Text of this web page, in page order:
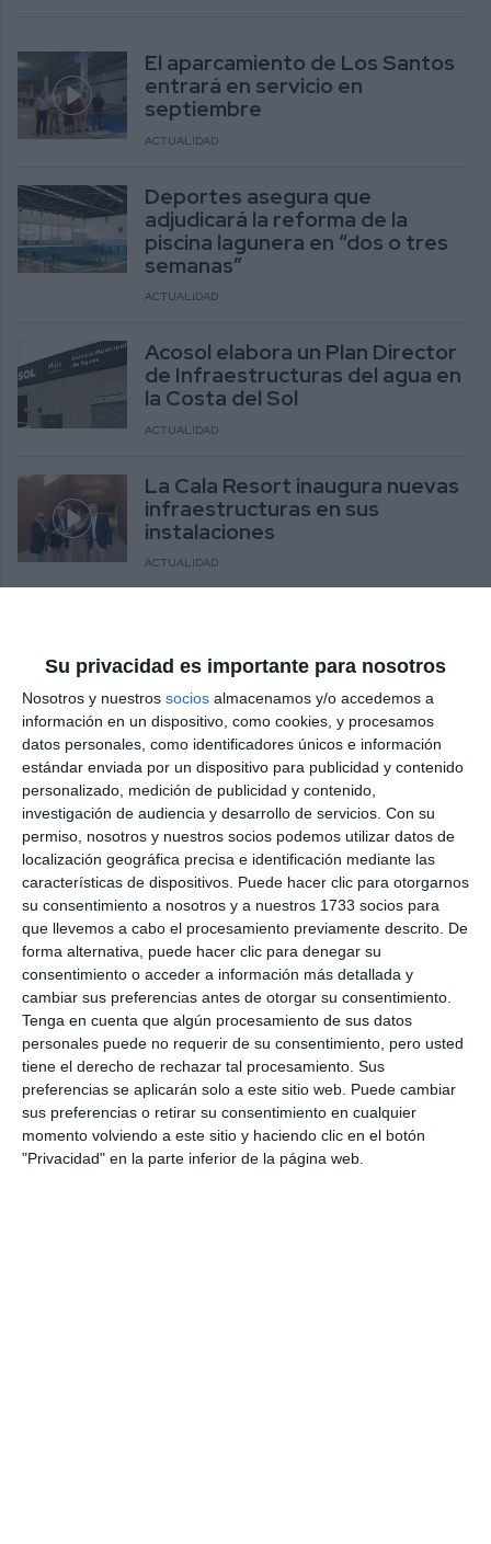
Su privacidad es importante para nosotros
Nosotros y nuestros socios almacenamos y/o accedemos a
información en un dispositivo, como cookies, y procesamos
datos personales, como identificadores únicos e información
estándar enviada por un dispositivo para publicidad y contenido
personalizado, medición de publicidad y contenido,
investigación de audiencia y desarrollo de servicios. Con su
permiso, nosotros y nuestros socios podemos utilizar datos de
localización geográfica precisa e identificación mediante las
características de dispositivos. Puede hacer clic para otorgarnos
su consentimiento a nosotros y a nuestros 1733 socios para
que llevemos a cabo el procesamiento previamente descrito. De
forma alternativa, puede hacer clic para denegar su
consentimiento o acceder a información más detallada y
cambiar sus preferencias antes de otorgar su consentimiento.
Tenga en cuenta que algún procesamiento de sus datos
personales puede no requerir de su consentimiento, pero usted
tiene el derecho de rechazar tal procesamiento. Sus
preferencias se aplicarán solo a este sitio web. Puede cambiar
sus preferencias o retirar su consentimiento en cualquier
momento volviendo a este sitio y haciendo clic en el botón
"Privacidad" en la parte inferior de la página web.
El aparcamiento de Los Santos
entrará en servicio en
septiembre
ACTUALIDAD
Deportes asegura que
adjudicará la reforma de la
piscina lagunera en “dos o tres
semanas”
ACTUALIDAD
Acosol elabora un Plan Director
de Infraestructuras del agua en
la Costa del Sol
ACTUALIDAD
La Cala Resort inaugura nuevas
infraestructuras en sus
instalaciones
ACTUALIDAD
use
ACTUALIDAD
El Ayuntamiento cubrirá las
pistas exteriores de los colegios
para optimizar su uso
ACTUALIDAD
Repairs begin on the roof of the
sports hall at IES La Cala de
Mijas
ACTUALIDAD
Comienza la reparación de la
cubierta del gimnasio del IES La
Cala de Mijas
ACTUALIDAD
Mijas unlocks 33 million euros of
investment for over a hundred